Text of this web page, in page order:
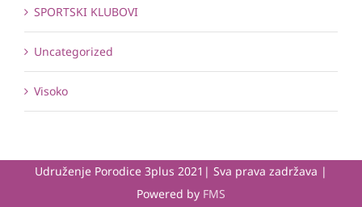
SPORTSKI KLUBOVI
Uncategorized
Visoko
Udruženje Porodice 3plus 2021| Sva prava zadržava |
Powered by FMS